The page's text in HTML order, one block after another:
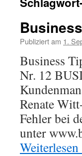
Publiziert am 1.
Business
Nr. 12
Renate
Fehler bei
unter
Weiterlesen